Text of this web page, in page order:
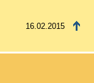
16.02.2015